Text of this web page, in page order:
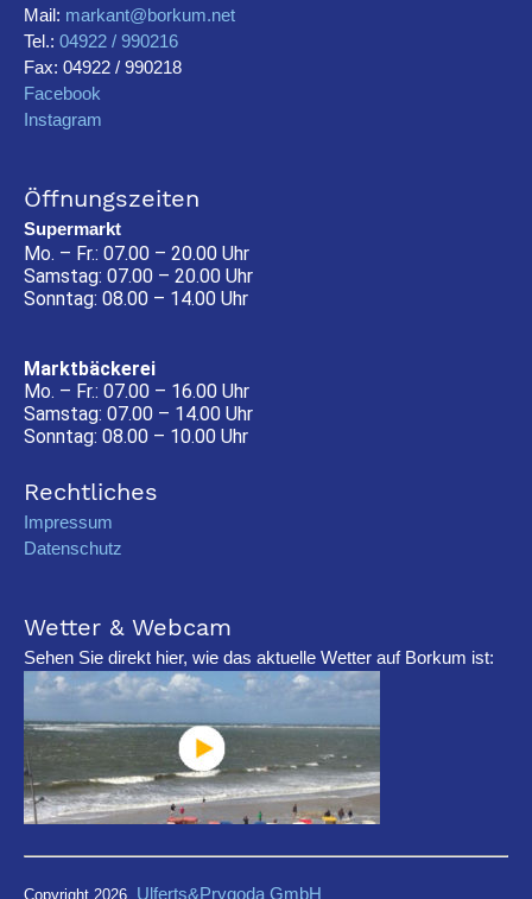
Mail: markant@borkum.net
Tel.: 04922 / 990216
Fax: 04922 / 990218
Facebook
Instagram
Öffnungszeiten
Supermarkt
Mo. – Fr.: 07.00 – 20.00 Uhr
Samstag: 07.00 – 20.00 Uhr
Sonntag: 08.00 – 14.00 Uhr
Marktbäckerei
Mo. – Fr.: 07.00 – 16.00 Uhr
Samstag: 07.00 – 14.00 Uhr
Sonntag: 08.00 – 10.00 Uhr
Rechtliches
Impressum
Datenschutz
Wetter & Webcam
Sehen Sie direkt hier, wie das aktuelle Wetter auf Borkum ist:
Copyright 2026, Ulferts&Prygoda GmbH